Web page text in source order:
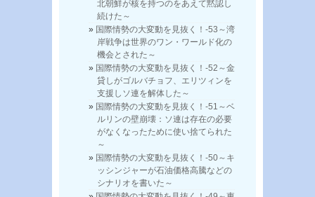
北朝鮮が核を持つのをあえて黙認し
続けた～
国際情勢の大変動を見抜く！-53～湾
岸戦争は世界のワン・ワールド化の
機会とされた～
国際情勢の大変動を見抜く！-52～金
貸しがゴルバチョフ、エリツィンを
支援しソ連を解体した～
国際情勢の大変動を見抜く！-51～ベ
ルリンの壁崩壊：ソ連は存在の必要
がなくなったために使い捨てられた
～
国際情勢の大変動を見抜く！-50～キ
ッシンジャーが石油価格高騰などの
シナリオを書いた～